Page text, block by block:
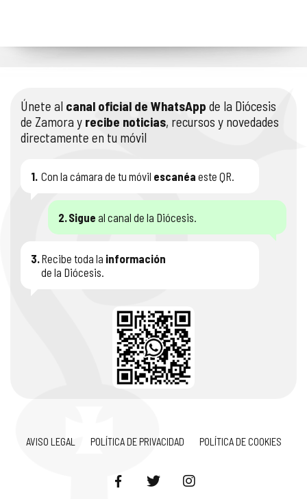
Únete al canal oficial de WhatsApp de la Diócesis
de Zamora y recibe noticias, recursos y novedades
directamente en tu móvil
1. Con la cámara de tu móvil escanéa este QR.
2. Sigue al canal de la Diócesis.
3. Recibe toda la información
de la Diócesis.
AVISO LEGAL POLÍTICA DE PRIVACIDAD POLÍTICA DE COOKIES